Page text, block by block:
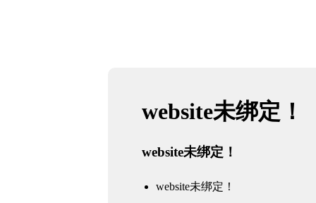
website未绑定！
website未绑定！
website未绑定！